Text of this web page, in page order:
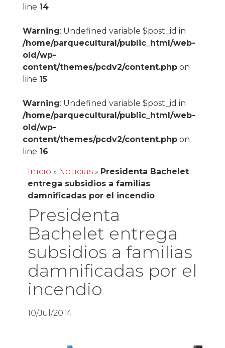
line 14
Warning: Undefined variable $post_id in
/home/parquecultural/public_html/web-
old/wp-
content/themes/pcdv2/content.phpon
line 15
Warning: Undefined variable $post_id in
/home/parquecultural/public_html/web-
old/wp-
content/themes/pcdv2/content.phpon
line 16
Inicio » Noticias» Presidenta Bachelet
entrega subsidios a familias
damnificadas por el incendio
Presidenta
Bachelet entrega
subsidios a familias
damnificadas por el
incendio
10/Jul/2014